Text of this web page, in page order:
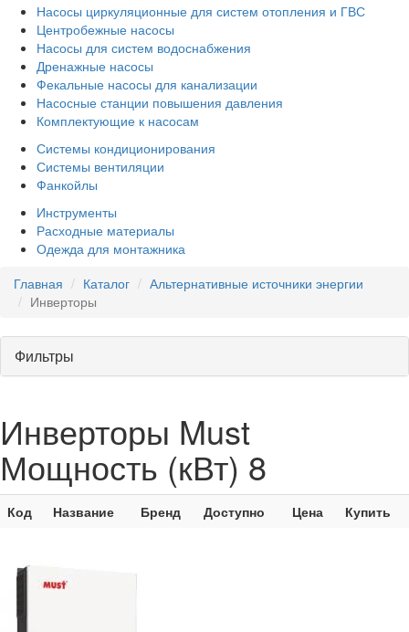
Насосы циркуляционные для систем отопления и ГВС
Центробежные насосы
Насосы для систем водоснабжения
Дренажные насосы
Фекальные насосы для канализации
Насосные станции повышения давления
Комплектующие к насосам
Системы кондиционирования
Системы вентиляции
Фанкойлы
Инструменты
Расходные материалы
Одежда для монтажника
Главная
Каталог
Альтернативные источники энергии
Инверторы
Фильтры
Инверторы Must
Мощность (кВт) 8
Код Название Бренд Доступно Цена Купить